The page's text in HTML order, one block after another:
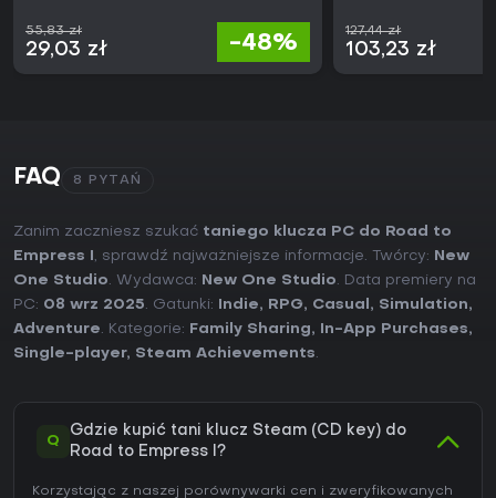
55,83 zł
29,03 zł -48%
127,44 zł
103,23 zł
FAQ 8 PYTAŃ
Zanim zaczniesz szukać taniego klucza PC do Road to
Empress I , sprawdź najważniejsze informacje. Twórcy:
New
One Studio. Wydawca: New One Studio. Data premiery na
PC: 08 wrz 2025. Gatunki: Indie, RPG, Casual , Simulation,
Adventure. Kategorie: Family Sharing, In-App Purchases,
Single-player, Steam Achievements.
Q
Gdzie kupić tani klucz Steam (CD key) do
Road to Empress I?
Korzystając z naszej porównywarki cen i zweryfikowanych